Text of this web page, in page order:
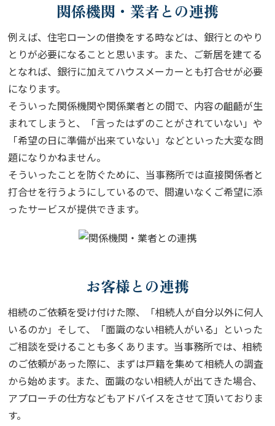
関係機関・業者との連携
例えば、住宅ローンの借換をする時などは、銀行とのやり
とりが必要になることと思います。また、ご新居を建てる
となれば、銀行に加えてハウスメーカーとも打合せが必要
になります。
そういった関係機関や関係業者との間で、内容の齟齬が生
まれてしまうと、「言ったはずのことがされていない」や
「希望の日に準備が出来ていない」などといった大変な問
題になりかねません。
そういったことを防ぐために、当事務所では直接関係者と
打合せを行うようにしているので、間違いなくご希望に添
ったサービスが提供できます。
お客様との連携
相続のご依頼を受け付けた際、「相続人が自分以外に何人
いるのか」そして、「面識のない相続人がいる」といった
ご相談を受けることも多くあります。当事務所では、相続
のご依頼があった際に、まずは戸籍を集めて相続人の調査
から始めます。また、面識のない相続人が出てきた場合、
アプローチの仕方などもアドバイスをさせて頂いておりま
す。